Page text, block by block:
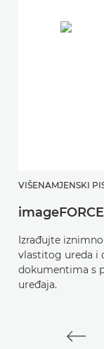
VIŠENAMJENSKI
Izrađujte
vlastitog ureda i
dokumentima s
uređaja.